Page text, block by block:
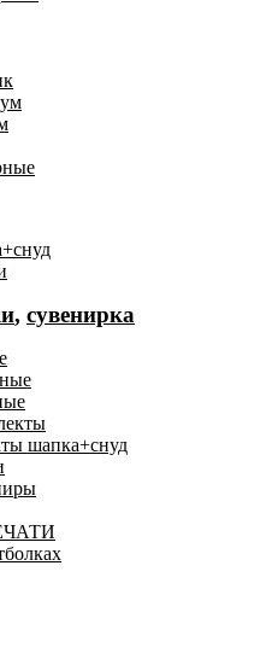
, сувенирка
шапка+снуд